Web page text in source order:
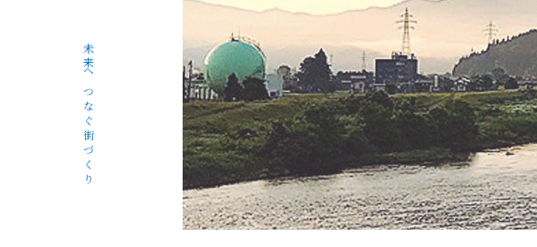
未来へつなぐ街づくり